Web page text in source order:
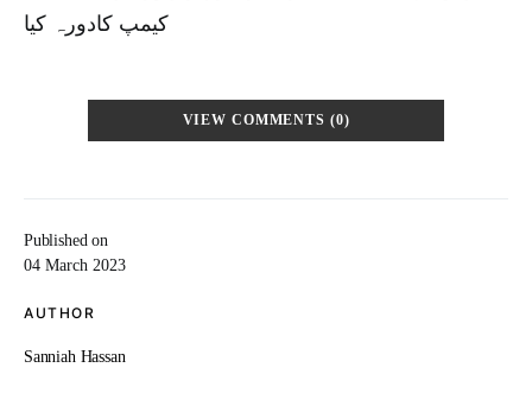
Published on
04 March 2023
AUTHOR
Sanniah Hassan
کیمپ کادورہ کیا
VIEW COMMENTS (0)